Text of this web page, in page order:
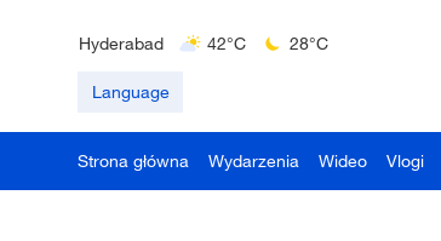
Hyderabad
42°C
28°C
Language
Strona główna Wydarzenia Wideo Vlogi